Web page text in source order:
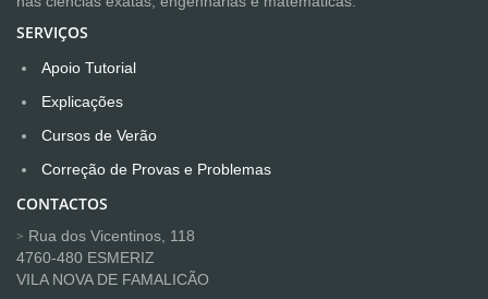
SERVIÇOS
Apoio Tutorial
Explicações
Cursos de Verão
Correção de Provas e Problemas
CONTACTOS
Rua dos Vicentinos, 118
4760-480 ESMERIZ
VILA NOVA DE FAMALICÃO